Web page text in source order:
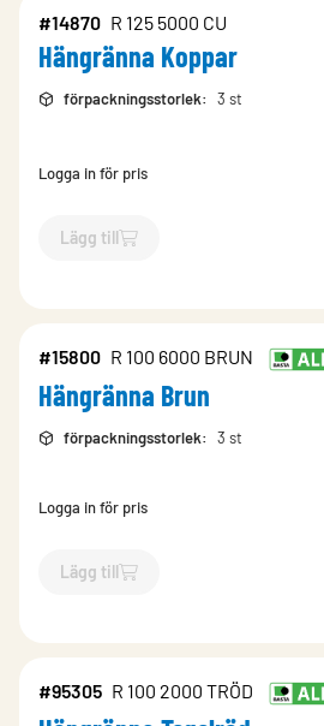
#14870 R 125 5000 CU
Hängränna Koppar
förpackningsstorlek: 3 st
Logga in för pris
Lägg till
`$Lägg till
#15800 R 100 6000 BRUN
Hängränna Brun
förpackningsstorlek: 3 st
Logga in för pris
Lägg till
`$Lägg till
#95305 R 100 2000 TRÖD